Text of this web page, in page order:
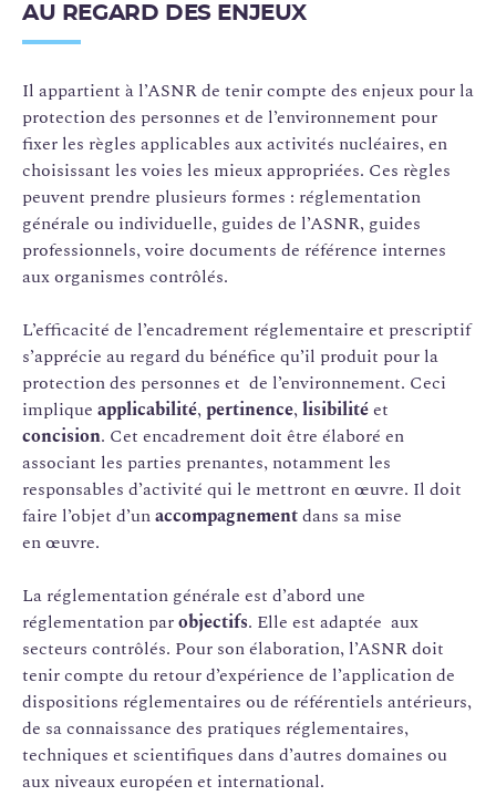
AU REGARD DES ENJEUX
Il appartient à l’ASNR de tenir compte des enjeux pour la
protection des personnes et de l’environnement pour
fixer les règles applicables aux activités nucléaires, en
choisissant les voies les mieux appropriées. Ces règles
peuvent prendre plusieurs formes : réglementation
générale ou individuelle, guides de l’ASNR, guides
professionnels, voire documents de référence internes
aux organismes contrôlés.
L’efficacité de l’encadrement réglementaire et prescriptif
s’apprécie au regard du bénéfice qu’il produit pour la
protection des personnes et de l’environnement. Ceci
implique applicabilité, pertinence, lisibilitéet
concision. Cet encadrement doit être élaboré en
associant les parties prenantes, notamment les
responsables d’activité qui le mettront en œuvre. Il doit
faire l’objet d’unaccompagnementdans sa mise
en œuvre.
La réglementation générale est d’abord une
réglementation parobjectifs. Elle est adaptée aux
secteurs contrôlés. Pour son élaboration, l’ASNR doit
tenir compte du retour d’expérience de l’application de
dispositions réglementaires ou de référentiels antérieurs,
de sa connaissance des pratiques réglementaires,
techniques et scientifiques dans d’autres domaines ou
aux niveaux européen et international.